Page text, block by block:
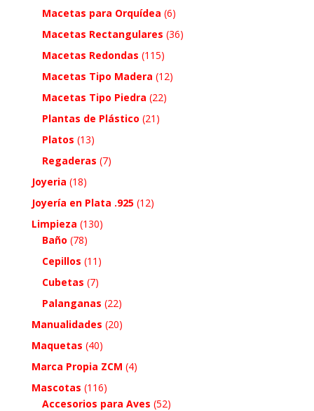
Macetas para Orquídea (6)
Macetas Rectangulares (36)
Macetas Redondas (115)
Macetas Tipo Madera (12)
Macetas Tipo Piedra (22)
Plantas de Plástico (21)
Platos (13)
Regaderas (7)
Joyeria (18)
Joyería en Plata .925 (12)
Limpieza (130)
Baño (78)
Cepillos (11)
Cubetas (7)
Palanganas (22)
Manualidades (20)
Maquetas (40)
Marca Propia ZCM (4)
Mascotas (116)
Accesorios para Aves (52)